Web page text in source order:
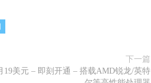
下一篇
19美元 – 即刻开通 – 搭载AMD锐龙/英特